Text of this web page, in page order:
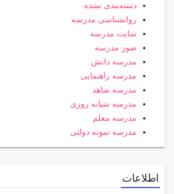
دسته‌بندی نشده
روانشناسی مدرسه
سایت مدرسه
صور مدرسه
مدرسه دانش
مدرسه راهنمایی
مدرسه شاهد
مدرسه شبانه روزی
مدرسه معلم
مدرسه نمونه دولتی
اطلاعات